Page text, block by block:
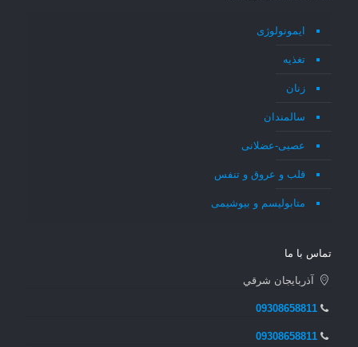
ایمونولوژی
تغذیه
زنان
سالمندان
عصبی-عضلانی
قلب و عروق و تنفس
متابولیسم و بیوشیمی
تماس با ما
آذربايجان شرقي
09308658811
09308658811